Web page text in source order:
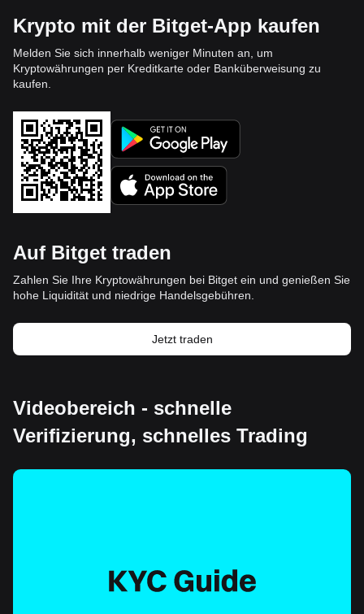
Krypto mit der Bitget-App kaufen
Melden Sie sich innerhalb weniger Minuten an, um
Kryptowährungen per Kreditkarte oder Banküberweisung zu
kaufen.
Auf Bitget traden
Zahlen Sie Ihre Kryptowährungen bei Bitget ein und genießen Sie
hohe Liquidität und niedrige Handelsgebühren.
Jetzt traden
Videobereich - schnelle
Verifizierung, schnelles Trading